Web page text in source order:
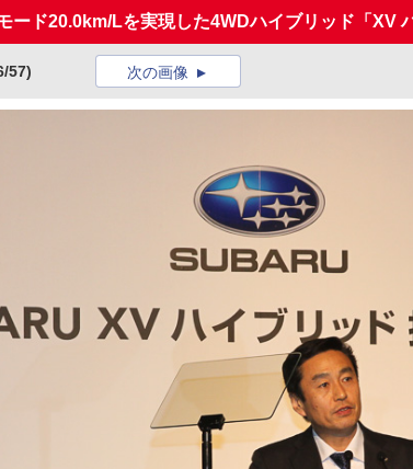
ード20.0km/Lを実現した4WDハイブリッド「XV
57) 次の画像